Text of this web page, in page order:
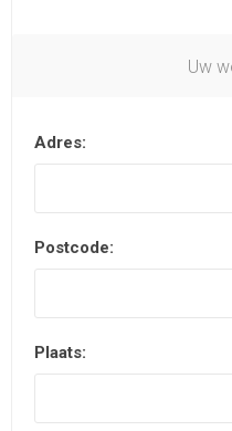
Uw
Adres:
Postcode:
Plaats: